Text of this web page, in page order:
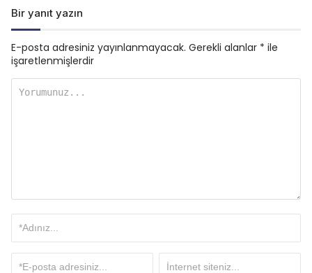
Bir yanıt yazın
E-posta adresiniz yayınlanmayacak. Gerekli alanlar * ile
işaretlenmişlerdir